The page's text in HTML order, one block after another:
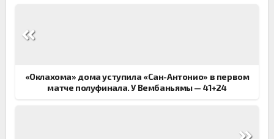
по
«Оклахома» дома уступила «Сан-Антонио» в первом
матче полуфинала. У Вембаньямы — 41+24